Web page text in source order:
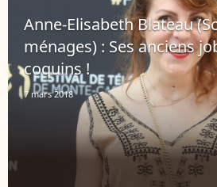
Anne-Elisabeth Blateau
ménages) : Ses anciens
coquins !
7 mars 2018